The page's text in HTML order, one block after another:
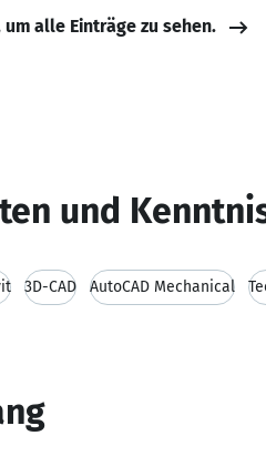
um alle Einträge zu sehen.
und
3D-CAD AutoCAD Mechanical